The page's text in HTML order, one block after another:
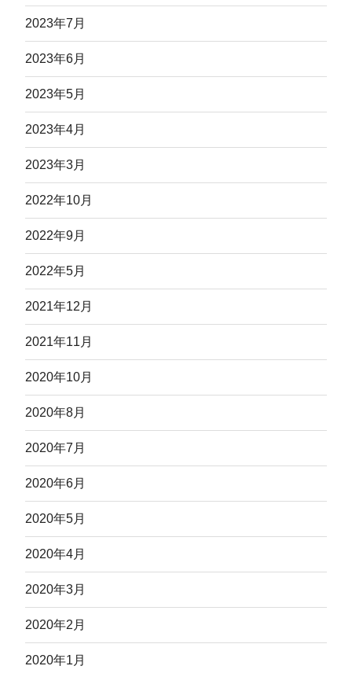
2023年7月
2023年6月
2023年5月
2023年4月
2023年3月
2022年10月
2022年9月
2022年5月
2021年12月
2021年11月
2020年10月
2020年8月
2020年7月
2020年6月
2020年5月
2020年4月
2020年3月
2020年2月
2020年1月